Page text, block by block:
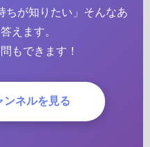
ちが知りたい」そんなあ
えます。
もできます！
ネルを見る